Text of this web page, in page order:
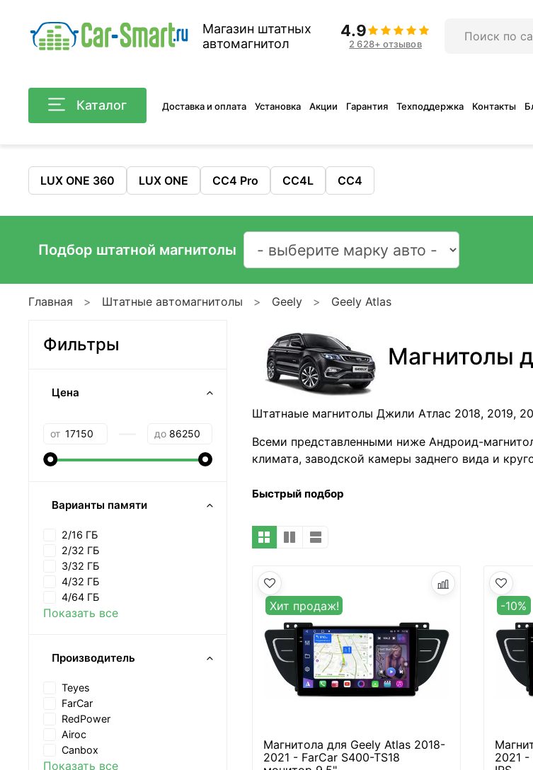
Магазин штатных
автомагнитол
4.9
2 628+ отзывов
Каталог Доставка и оплата Установка Акции Гарантия Техподдержка Контакты
LUX ONE 360 LUX ONE CC4 Pro CC4L CC4
Подбор штатной магнитолы
Главная Штатные автомагнитолы Geely Geely Atlas
Магнитолы
Штатнаые магнитолы Джили Атлас 2018, 2019,
Всеми предcтавленными ниже Андроид-
климата, заводской камеры заднего вида и
Быстрый подбор
Хит продаж!
Магнитола для Geely Atlas 2018-
2021 - FarCar S400-TS18
-10%
2021 -
Фильтры
Цена
от до
Варианты памяти
2/16 ГБ
2/32 ГБ
3/32 ГБ
4/32 ГБ
4/64 ГБ
Показать все
Производитель
Teyes
FarCar
RedPower
Airoc
Canbox
Показать все